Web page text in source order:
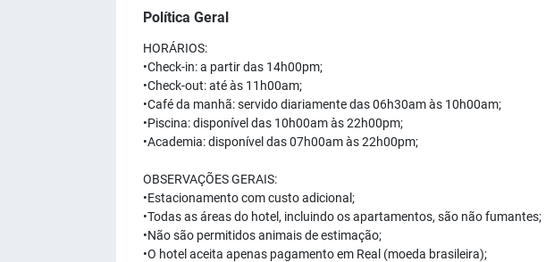
Política Geral
HORÁRIOS:
•Check-in: a partir das 14h00pm;
•Check-out: até às 11h00am;
•Café da manhã: servido diariamente das 06h30am às 10h00am;
•Piscina: disponível das 10h00am às 22h00pm;
•Academia: disponível das 07h00am às 22h00pm;
OBSERVAÇÕES GERAIS:
•Estacionamento com custo adicional;
•Todas as áreas do hotel, incluindo os apartamentos, são não fumantes;
•Não são permitidos animais de estimação;
•O hotel aceita apenas pagamento em Real (moeda brasileira);